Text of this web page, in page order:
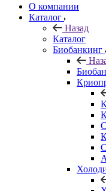
О компании
Каталог
Назад
Каталог
Биобанкинг